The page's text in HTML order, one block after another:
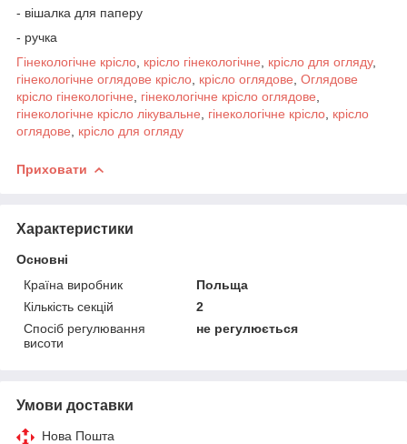
- вішалка для паперу
- ручка
Гінекологічне крісло крісло гінекологічне крісло для огляду,
гінекологічне оглядове крісло крісло оглядове Оглядове
крісло гінекологічне
гінекологічне крісло оглядове
гінекологічне крісло лікувальне
гінекологічне крісло крісло
оглядове
крісло для огляду
Приховати
Характеристики
Основні
Країна виробник
Польща
Кількість секцій
2
Спосіб регулювання
висоти
не регулюється
Умови доставки
Нова Пошта